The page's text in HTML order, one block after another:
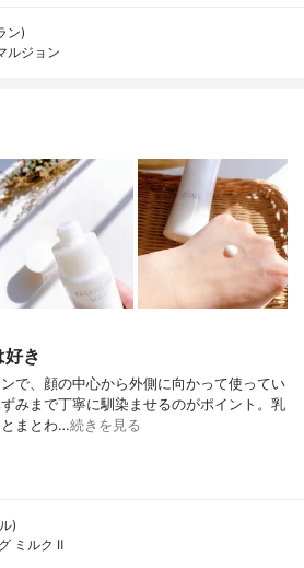
ン)
ルジョン
き
で、顔の中心から外側に向かって使ってい
みまで丁寧に馴染ませるのがポイント。乳
まとわ…続きを見る
)
ミルク Ⅱ